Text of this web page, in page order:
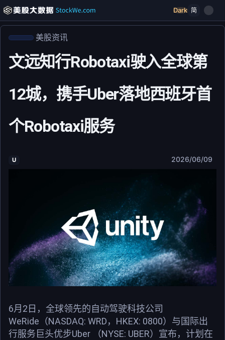
Dark 简
美股资讯
文远知行Robotaxi驶入全球第
12城，携手Uber落地西班牙首
个Robotaxi服务
U 2026/06/09
6月2日，全球领先的自动驾驶科技公司
WeRide（NASDAQ: WRD，HKEX: 0800）与国际出
行服务巨头优步Uber （NYSE: UBER）宣布，计划在